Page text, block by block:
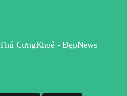
Thú CưngKhoẻ - ĐẹpNews